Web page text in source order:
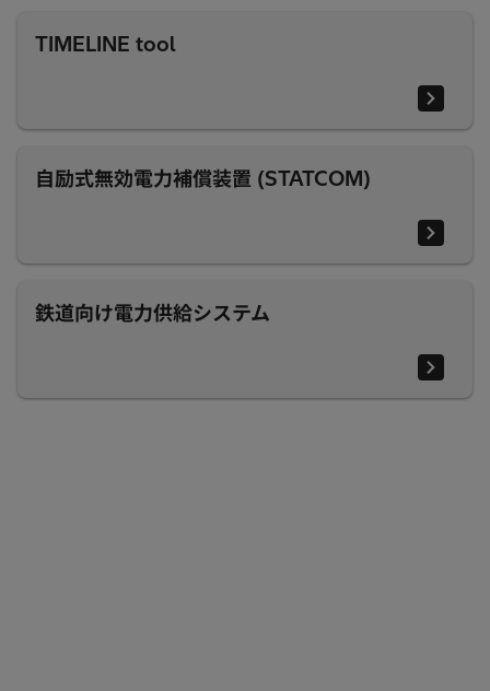
TIMELINE tool
自励式無効電力補償装置 (STATCOM)
鉄道向け電力供給システム